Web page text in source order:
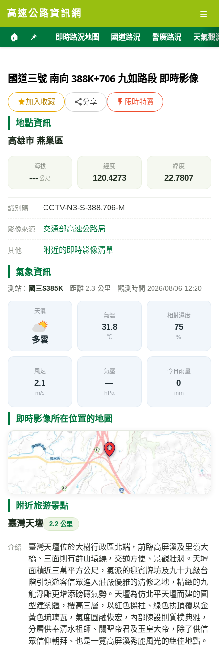
高速公路資訊網 ≡
🏠 📌 即時路況地圖 國道路況 警廣路況 天氣觀
國道三號 南向 388K+706 九如路段 即時影像
加入收藏 分享 限時特賣
地點資訊
高雄市 燕巢區
海拔
--- 公尺
經度
120.4273
緯度
22.7807
識別碼 CCTV-N3-S-388.706-M
影像來源 交通部高速公路局
其他 附近的即時影像清單
氣象資訊
測站： 國三S385K 距離 2.3 公里 觀測時間 2026/08/06 12:20
天氣
多雲
氣溫
31.8
℃
相對濕度
75
%
風速
2.1
m/s
氣壓
—
hPa
今日雨量
0
mm
即時影像所在位置的地圖
附近旅遊景點
臺灣天壇 2.2 公里
介紹
臺灣天壇位於大樹行政區北端，前臨高屏溪及里嶺大
橋、三面則有群山環繞，交通方便、景觀壯濶。天壇
面積近三萬平方公尺，氣派的迎賓牌坊及九十九級台
階引領遊客信眾進入莊嚴優雅的清修之地，精緻的九
龍浮雕更增添磅礡氣勢。天壇為仿北平天壇而建的圓
型建築體，樓高三層，以紅色樑柱、綠色拱頂覆以金
黃色琉璃瓦，氣度圓融恢宏，內部陳設則質樸典雅，
分層供奉清水祖師、關聖帝君及玉皇大帝，除了供信
眾信仰朝拜、也是一覽高屏溪秀麗風光的絶佳地點。